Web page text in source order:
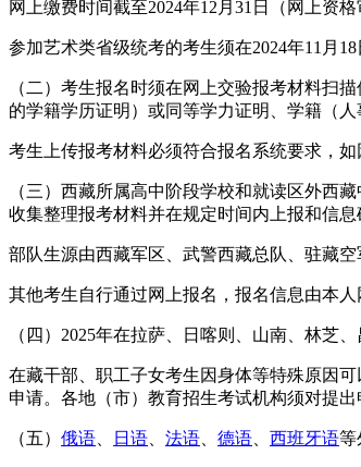
网上缴费时间截至2024年12月31日（网上资
参加艺术类省级统考的考生须在2024年11月
（二）考生报名时须在网上交验报考材料扫
的学籍学历证明）或同等学力证明、学籍（
考生上传报考材料必须符合报名系统要求，
（三）西藏所属高中阶段学校和就读区外西
收集整理报考材料并在规定时间内上报和信息
部队生源由西藏军区、武警西藏总队、驻藏
其他考生自行通过网上报名，报名信息由本
（四）2025年在拉萨、日喀则、山南、林芝、
在藏干部、职工子女考生因身体等特殊原因
申请。各地（市）教育招生考试机构须对提
（五） 俄语 日语 法语 德语 西班牙语等